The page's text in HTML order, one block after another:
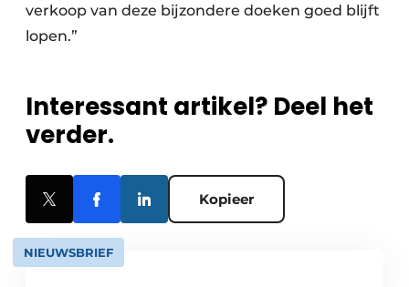
verkoop van deze bijzondere doeken goed blijft
lopen.”
Interessant artikel? Deel het
verder.
Kopieer
NIEUWSBRIEF